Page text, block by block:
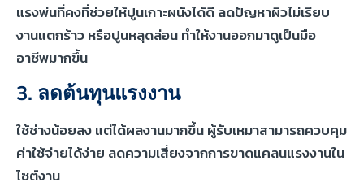
แรงพ่นที่คงที่ช่วยให้ปูนเกาะผนังได้ดี ลดปัญหาผิวไม่เรียบ
งานแตกร้าว หรือปูนหลุดล่อน ทำให้งานออกมาดูเป็นมือ
อาชีพมากขึ้น
3. ลดต้นทุนแรงงาน
ใช้ช่างน้อยลง แต่ได้ผลงานมากขึ้น ผู้รับเหมาสามารถควบคุม
ค่าใช้จ่ายได้ง่าย ลดความเสี่ยงจากการขาดแคลนแรงงานใน
ไซต์งาน